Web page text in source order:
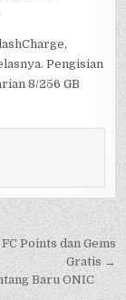
Pengisian
8/256 GB
Points dan Gems
Gratis →
Baru ONIC